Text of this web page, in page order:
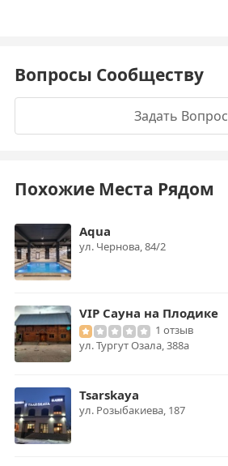
Вопросы Сообществу
Задать Вопрос
Похожие Места Рядом
Aqua
​ул. Чернова, 84/2
VIP Сауна на Плодике
1 отзыв
ул. Тургут Озала, 388а
Tsarskaya
ул. Розыбакиева, 187